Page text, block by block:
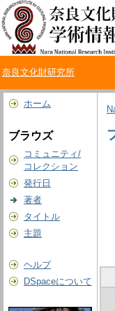
奈良文化財研究所
ホーム
ブラウズ
コミュニティ/
コレクション
発行日
著者
タイトル
主題
ヘルプ
DSpaceについて